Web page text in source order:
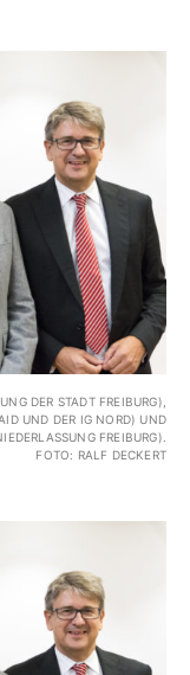
DER STADT FREIBURG),
UND DER IG NORD) UND
FREIBURG).
FOTO: RALF DECKERT